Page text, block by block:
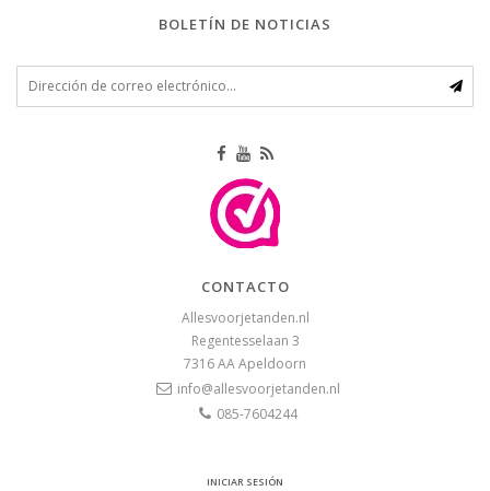
BOLETÍN DE NOTICIAS
CONTACTO
Allesvoorjetanden.nl
Regentesselaan 3
7316 AAApeldoorn
info@allesvoorjetanden.nl
085-7604244
INICIAR SESIÓN